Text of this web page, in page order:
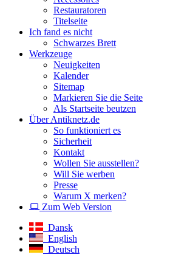
Restauratoren
Titelseite
Ich fand es nicht
Schwarzes Brett
Werkzeuge
Neuigkeiten
Kalender
Sitemap
Markieren Sie die Seite
Als Startseite beutzen
Über Antiknetz.de
So funktioniert es
Sicherheit
Kontakt
Wollen Sie ausstellen?
Will Sie werben
Presse
Warum X merken?
Zum Web Version
Dansk
English
Deutsch